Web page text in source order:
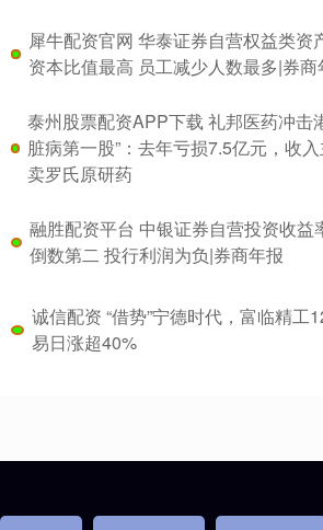
犀牛配资官网 华泰证券自营权益类资
资本比值最高 员工减少人数最多|券商
泰州股票配资APP下载 礼邦医药冲击
脏病第一股”：去年亏损7.5亿元，收
卖罗氏原研药
融胜配资平台 中银证券自营投资收益
倒数第二 投行利润为负|券商年报
诚信配资 “借势”宁德时代，富临精工
易日涨超40%